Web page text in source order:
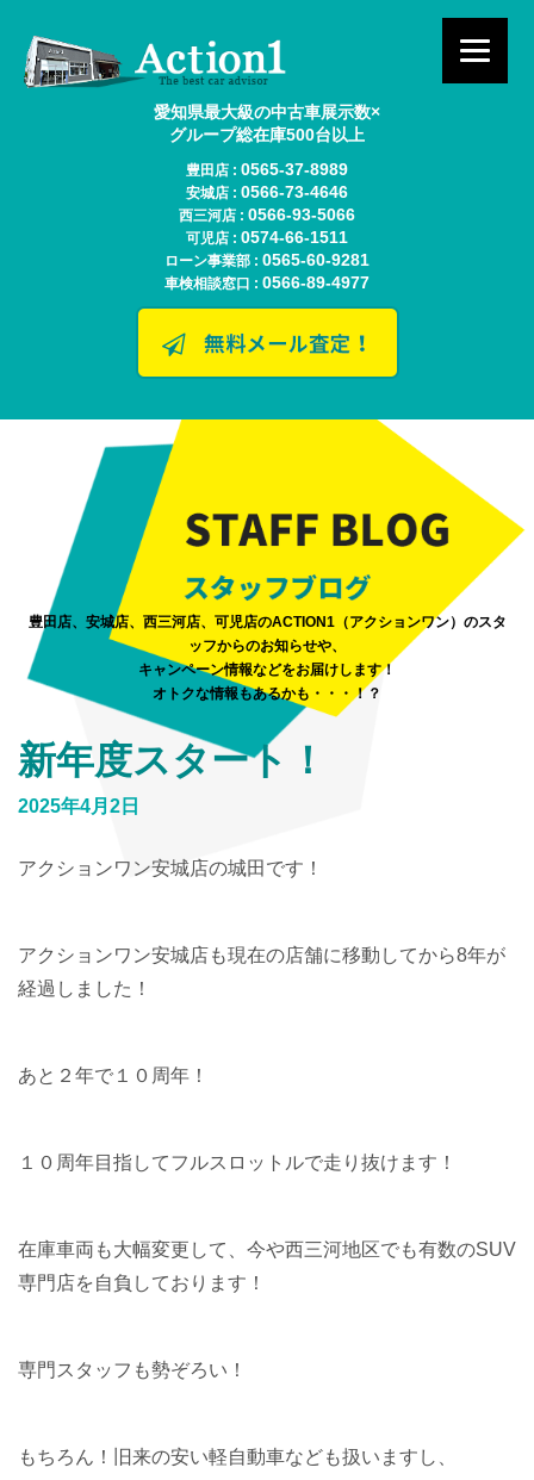
愛知県最大級の中古車展示数×
グループ総在庫500台以上
豊田店 : 0565-37-8989
安城店 : 0566-73-4646
西三河店 : 0566-93-5066
可児店 : 0574-66-1511
ローン事業部 : 0565-60-9281
車検相談窓口 : 0566-89-4977
豊田店、安城店、西三河店、可児店のACTION1（アクションワン）のスタ
ッフからのお知らせや、
キャンペーン情報などをお届けします！
オトクな情報もあるかも・・・！？
新年度スタート！
2025年4月2日
アクションワン安城店の城田です！
アクションワン安城店も現在の店舗に移動してから8年が
経過しました！
あと２年で１０周年！
１０周年目指してフルスロットルで走り抜けます！
在庫車両も大幅変更して、今や西三河地区でも有数のSUV
専門店を自負しております！
専門スタッフも勢ぞろい！
もちろん！旧来の安い軽自動車なども扱いますし、